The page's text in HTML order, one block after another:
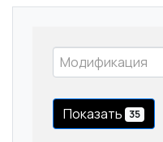
Модификация
Показать 35